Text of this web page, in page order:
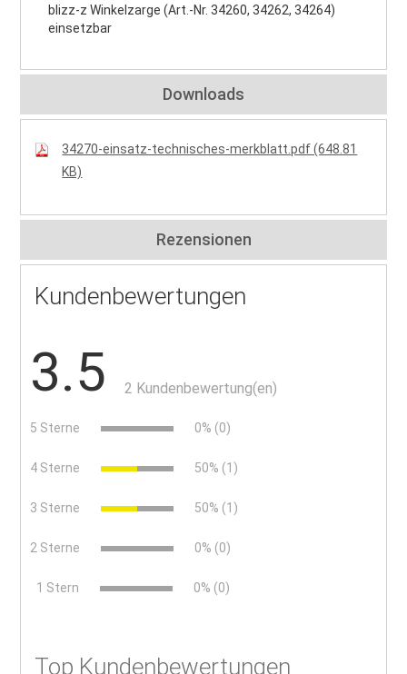
blizz-z Winkelzarge (Art.-Nr. 34260, 34262, 34264)
einsetzbar
Downloads
34270-einsatz-technisches-merkblatt.pdf (648.81
KB)
Rezensionen
Kundenbewertungen
3.5 2 Kundenbewertung(en)
5 Sterne 0% (0)
4 Sterne 50% (1)
3 Sterne 50% (1)
2 Sterne 0% (0)
1 Stern 0% (0)
Top Kundenbewertungen